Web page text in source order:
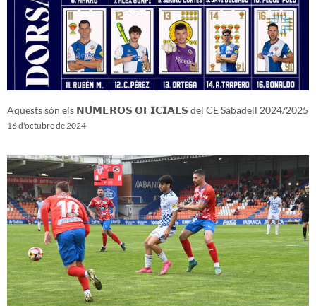
Aquests són els 𝗡𝗨́𝗠𝗘𝗥𝗢𝗦 𝗢𝗙𝗜𝗖𝗜𝗔𝗟𝗦 del CE Sabadell 2024/2025
16 d'octubre de 2024